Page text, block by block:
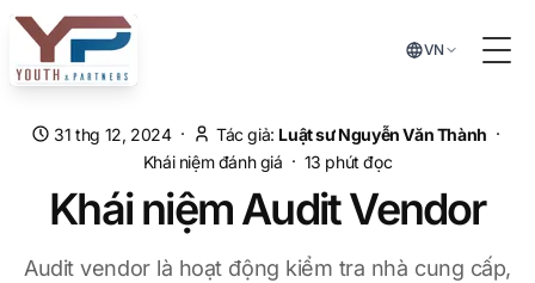
Chuyển đến nội dung chính
VN
31 thg 12, 2024· Tác giả: Luật sư Nguyễn Văn Thành ·
Khái niệm đánh giá · 13 phút đọc
Khái niệm Audit Vendor
Audit vendor là hoạt động kiểm tra nhà cung cấp,